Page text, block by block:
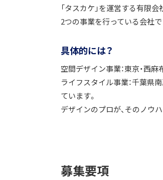
「タスカケ」を運営する有限
2つの事業を行っている会社で
具体的には？
空間デザイン事業：東京・西
ライフスタイル事業：千葉県
ています。
デザインのプロが、そのノウ
募集要項